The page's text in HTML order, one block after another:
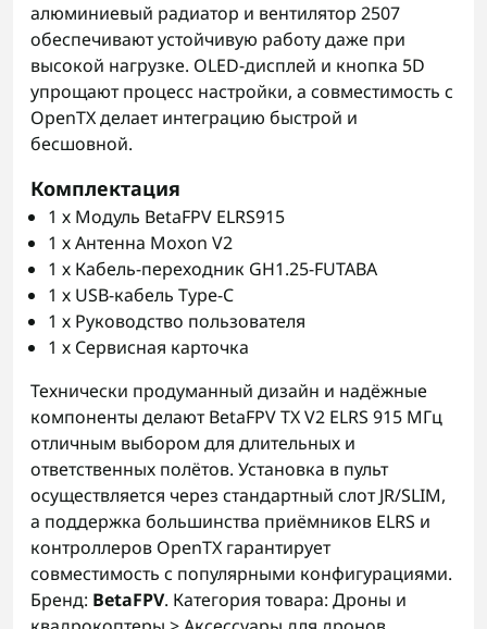
алюминиевый радиатор и вентилятор 2507
обеспечивают устойчивую работу даже при
высокой нагрузке. OLED-дисплей и кнопка 5D
упрощают процесс настройки, а совместимость с
OpenTX делает интеграцию быстрой и
бесшовной.
Комплектация
1 х Модуль BetaFPV ELRS915
1 х Антенна Moxon V2
1 х Кабель-переходник GH1.25-FUTABA
1 х USB-кабель Type-C
1 х Руководство пользователя
1 х Сервисная карточка
Технически продуманный дизайн и надёжные
компоненты делают BetaFPV TX V2 ELRS 915 МГц
отличным выбором для длительных и
ответственных полётов. Установка в пульт
осуществляется через стандартный слот JR/SLIM,
а поддержка большинства приёмников ELRS и
контроллеров OpenTX гарантирует
совместимость с популярными конфигурациями.
Бренд: BetaFPV. Категория товара: Дроны и